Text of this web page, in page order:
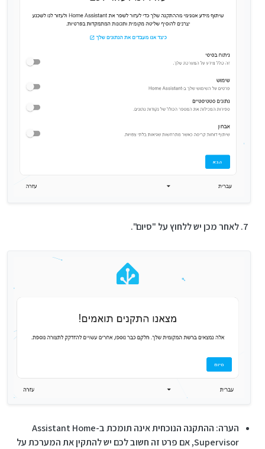
לאחר מכן יש ללחוץ על "סיום".
הערה: ההתקנה הנוכחית אינה תומכת ב-Assistant Home
Supervisor, אם פרט זה חשוב לכם יש להתקין את המערכת על